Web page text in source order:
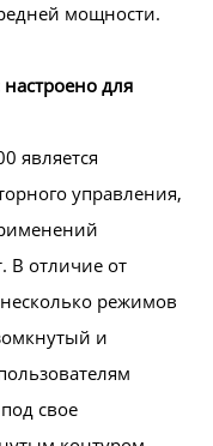
мощности.
для
является
управления,
В отличие от
режимов
и
свое